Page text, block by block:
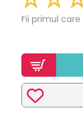
Fii primul